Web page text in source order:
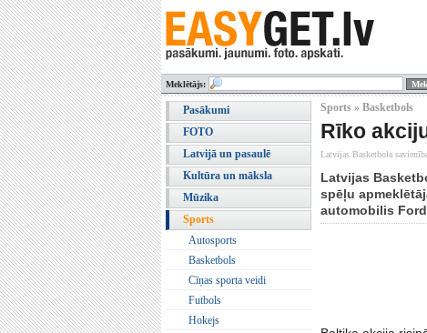
Meklētājs:
Pasākumi
FOTO
Latvijā un pasaulē
Kultūra un māksla
Mūzika
Sports
Autosports
Basketbols
Cīņas sporta veidi
Futbols
Hokejs
Sports » Basketbols
Rīko
Latvijas Basketbola
Latvijas
spēļu
automobilis Ford